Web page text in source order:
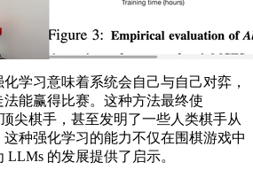
习意味着系统会自己与自己对弈，
能赢得比赛。这种方法最终使
尖棋手，甚至发明了一些人类棋手从
种强化学习的能力不仅在围棋游戏中
的发展提供了启示。